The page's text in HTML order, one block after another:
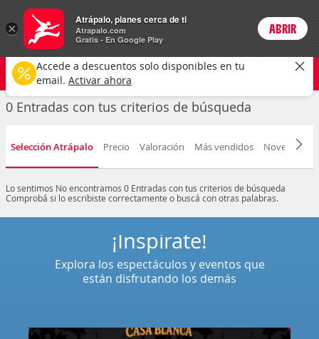
Entradas Precios enPeso
ARSCambiar moneda
Login
Cualquier tipo Cualquier fecha CAMBIAR
0 Entradas con tus criterios de búsqueda
Selección Atrápalo Precio Valoración Más vendidos Novedad
Lo sentimos No encontramos 0 Entradas con tus criterios de búsqueda
Comprobá si lo escribiste correctamente o buscá con otras palabras.
¡Inspírate!
Explora los espectáculos y eventos que
están disfrutando los demás
×
Atrápalo, planes cerca de ti
Atrapalo.com
Gratis - En Google Play
ABRIR
Accede a descuentos solo disponibles en tu
email. Activar ahora